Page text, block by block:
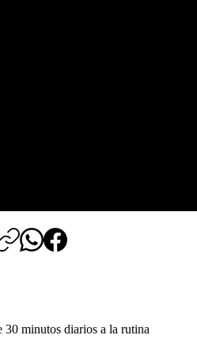
30 minutos diarios a la rutina